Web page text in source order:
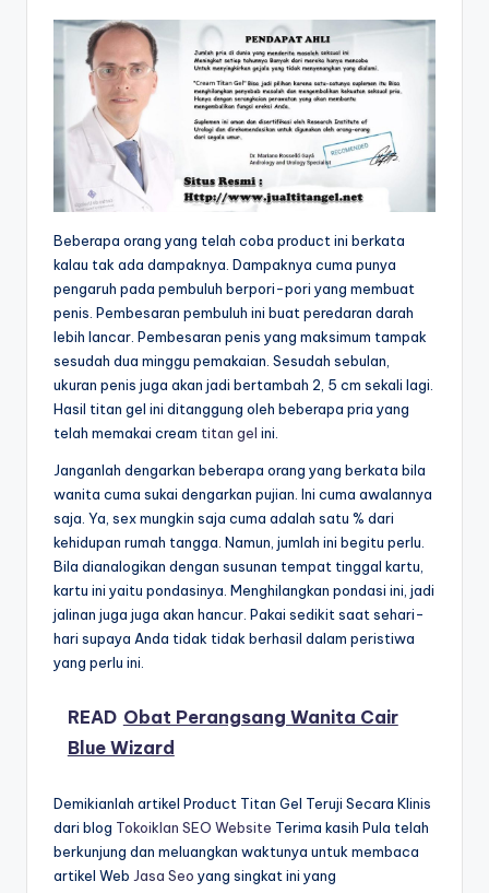
Beberapa orang yang telah coba product ini berkata
kalau tak ada dampaknya. Dampaknya cuma punya
pengaruh pada pembuluh berpori-pori yang membuat
penis. Pembesaran pembuluh ini buat peredaran darah
lebih lancar. Pembesaran penis yang maksimum tampak
sesudah dua minggu pemakaian. Sesudah sebulan,
ukuran penis juga akan jadi bertambah 2, 5 cm sekali lagi.
Hasil titan gel ini ditanggung oleh beberapa pria yang
telah memakai cream titan gel ini.
Janganlah dengarkan beberapa orang yang berkata bila
wanita cuma sukai dengarkan pujian. Ini cuma awalannya
saja. Ya, sex mungkin saja cuma adalah satu % dari
kehidupan rumah tangga. Namun, jumlah ini begitu perlu.
Bila dianalogikan dengan susunan tempat tinggal kartu,
kartu ini yaitu pondasinya. Menghilangkan pondasi ini, jadi
jalinan juga juga akan hancur. Pakai sedikit saat sehari-
hari supaya Anda tidak tidak berhasil dalam peristiwa
yang perlu ini.
READ Obat Perangsang Wanita Cair
Blue Wizard
Demikianlah artikel Product Titan Gel Teruji Secara Klinis
dari blog Tokoiklan SEO Website Terima kasih Pula telah
berkunjung dan meluangkan waktunya untuk membaca
artikel Web Jasa Seo yang singkat ini yang